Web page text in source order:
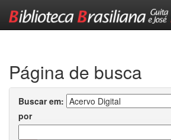
Página de busca
Buscar em:
por